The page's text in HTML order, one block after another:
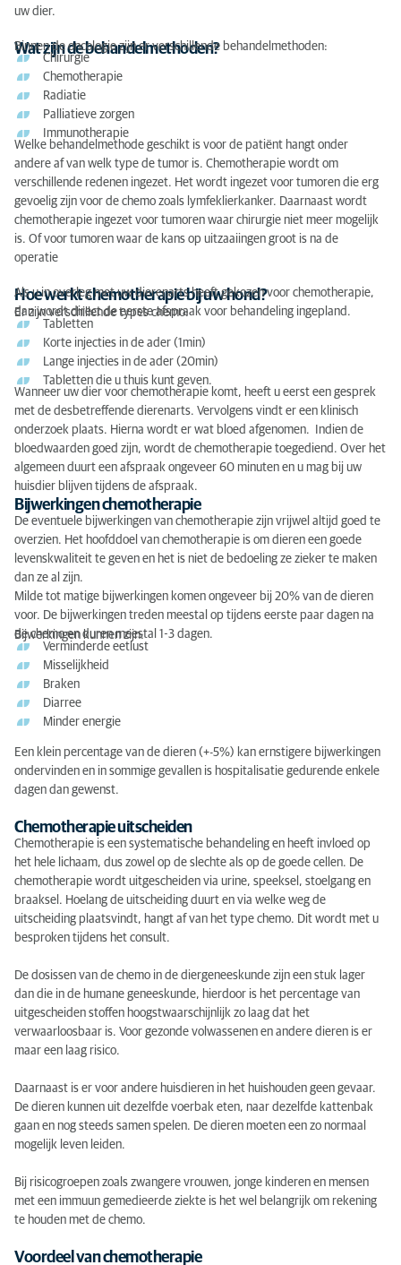
bijvoorbeeld een operatie nodig is, zal een chirurg bijna altijd
beeldvorming(vorming van het beeld) van de patiënt.
Meer specialisaties in de diergeneeskunde zien? Ga
naar:
Specialismen in de diergeneeskunde
Wat is een dierenarts-specialist?
Wil je weten wat een dierenarts-specialist nu eigenlijk is? Ga
Dierenarts-specialist - wat is dat?
De dierenarts-specialist is afgestudeerd in
Diergeneeskunde en heeft vervolgens doorgeleerd
binnen een specialistisch deelgebied. Deze dierenarts-
specialisten hebben de meeste kennis en ervaring op
een specifiek diergeneeskundig gebied. De "EBVS" is
het officiële Europese orgaan dat deze specialisaties
uw dier.
Wat zijn de behandelmethoden?
Binnen de oncologie zijn er verschillende behandelmethoden:
Chirurgie
Chemotherapie
Radiatie
Palliatieve zorgen
Immunotherapie
Welke behandelmethode geschikt is voor de patiënt hangt onder
andere af van welk type de tumor is. Chemotherapie wordt om
verschillende redenen ingezet. Het wordt ingezet voor tumoren die erg
gevoelig zijn voor de chemo zoals lymfeklierkanker. Daarnaast wordt
chemotherapie ingezet voor tumoren waar chirurgie niet meer mogelijk
is. Of voor tumoren waar de kans op uitzaaiingen groot is na de
operatie
Hoe werkt chemotherapie bij uw hond?
Als u in overleg met uw dierenarts heeft gekozen voor chemotherapie,
dan wordt direct de eerste afspraak voor behandeling ingepland.
Er zijn verschillende types chemo:
Tabletten
Korte injecties in de ader (1min)
Lange injecties in de ader (20min)
Tabletten die u thuis kunt geven.
Wanneer uw dier voor chemotherapie komt, heeft u eerst een gesprek
met de desbetreffende dierenarts. Vervolgens vindt er een klinisch
onderzoek plaats. Hierna wordt er wat bloed afgenomen. Indien de
bloedwaarden goed zijn, wordt de chemotherapie toegediend. Over het
algemeen duurt een afspraak ongeveer 60 minuten en u mag bij uw
huisdier blijven tijdens de afspraak.
Bijwerkingen chemotherapie
De eventuele bijwerkingen van chemotherapie zijn vrijwel altijd goed te
overzien. Het hoofddoel van chemotherapie is om dieren een goede
levenskwaliteit te geven en het is niet de bedoeling ze zieker te maken
dan ze al zijn.
Milde tot matige bijwerkingen komen ongeveer bij 20% van de dieren
voor. De bijwerkingen treden meestal op tijdens eerste paar dagen na
de chemo en duren meestal 1-3 dagen.
Bijwerkingen kunnen zijn:
Verminderde eetlust
Misselijkheid
Braken
Diarree
Minder energie
Een klein percentage van de dieren (+-5%) kan ernstigere bijwerkingen
ondervinden en in sommige gevallen is hospitalisatie gedurende enkele
dagen dan gewenst.
Chemotherapie uitscheiden
Chemotherapie is een systematische behandeling en heeft invloed op
het hele lichaam, dus zowel op de slechte als op de goede cellen. De
chemotherapie wordt uitgescheiden via urine, speeksel, stoelgang en
braaksel. Hoelang de uitscheiding duurt en via welke weg de
uitscheiding plaatsvindt, hangt af van het type chemo. Dit wordt met u
besproken tijdens het consult.
De dosissen van de chemo in de diergeneeskunde zijn een stuk lager
dan die in de humane geneeskunde, hierdoor is het percentage van
uitgescheiden stoffen hoogstwaarschijnlijk zo laag dat het
verwaarloosbaar is. Voor gezonde volwassenen en andere dieren is er
maar een laag risico.
Daarnaast is er voor andere huisdieren in het huishouden geen gevaar.
De dieren kunnen uit dezelfde voerbak eten, naar dezelfde kattenbak
gaan en nog steeds samen spelen. De dieren moeten een zo normaal
mogelijk leven leiden.
Bij risicogroepen zoals zwangere vrouwen, jonge kinderen en mensen
met een immuun gemedieerde ziekte is het wel belangrijk om rekening
te houden met de chemo.
Voordeel van chemotherapie